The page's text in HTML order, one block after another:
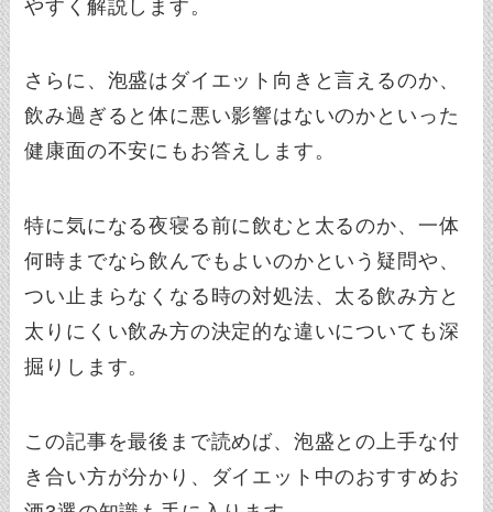
やすく解説します。
さらに、泡盛はダイエット向きと言えるのか、
飲み過ぎると体に悪い影響はないのかといった
健康面の不安にもお答えします。
特に気になる夜寝る前に飲むと太るのか、一体
何時までなら飲んでもよいのかという疑問や、
つい止まらなくなる時の対処法、太る飲み方と
太りにくい飲み方の決定的な違いについても深
掘りします。
この記事を最後まで読めば、泡盛との上手な付
き合い方が分かり、ダイエット中のおすすめお